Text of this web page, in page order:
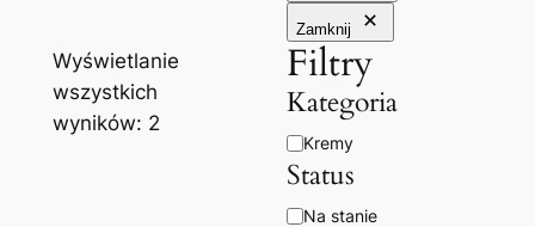
Wyświetlanie
wszystkich
wyników: 2
Zamknij
Filtry
Kategoria
Kategoria
Kremy
Status
Dostępność
Na stanie